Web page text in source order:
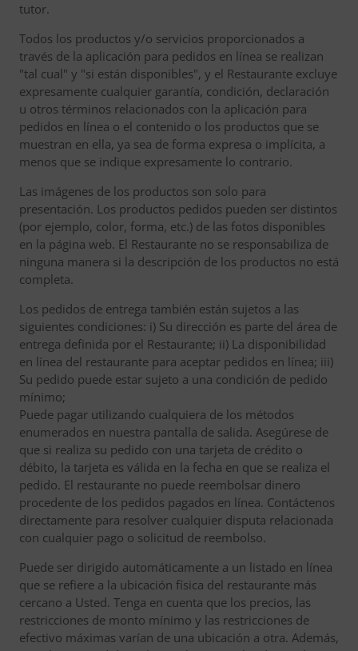
tutor.
Todos los productos y/o servicios proporcionados a
través de la aplicación para pedidos en línea se realizan
"tal cual" y "si están disponibles", y el Restaurante excluye
expresamente cualquier garantía, condición, declaración
u otros términos relacionados con la aplicación para
pedidos en línea o el contenido o los productos que se
muestran en ella, ya sea de forma expresa o implícita, a
menos que se indique expresamente lo contrario.
Las imágenes de los productos son solo para
presentación. Los productos pedidos pueden ser distintos
(por ejemplo, color, forma, etc.) de las fotos disponibles
en la página web. El Restaurante no se responsabiliza de
ninguna manera si la descripción de los productos no está
completa.
Los pedidos de entrega también están sujetos a las
siguientes condiciones: i) Su dirección es parte del área de
entrega definida por el Restaurante; ii) La disponibilidad
en línea del restaurante para aceptar pedidos en línea; iii)
Su pedido puede estar sujeto a una condición de pedido
mínimo;
Puede pagar utilizando cualquiera de los métodos
enumerados en nuestra pantalla de salida. Asegúrese de
que si realiza su pedido con una tarjeta de crédito o
débito, la tarjeta es válida en la fecha en que se realiza el
pedido. El restaurante no puede reembolsar dinero
procedente de los pedidos pagados en línea. Contáctenos
directamente para resolver cualquier disputa relacionada
con cualquier pago o solicitud de reembolso.
Puede ser dirigido automáticamente a un listado en línea
que se refiere a la ubicación física del restaurante más
cercano a Usted. Tenga en cuenta que los precios, las
restricciones de monto mínimo y las restricciones de
efectivo máximas varían de una ubicación a otra. Además,